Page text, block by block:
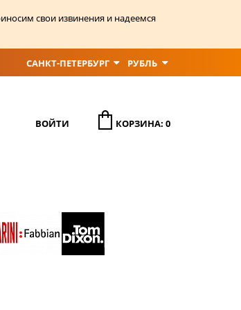
свои извинения и надеемся
САНКТ-ПЕТЕРБУРГ РУБЛЬ
ВОЙТИ КОРЗИНА: 0